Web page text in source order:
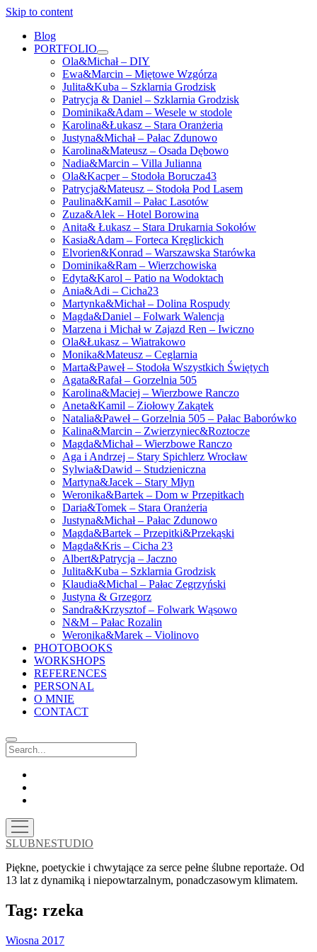
Skip to content
Blog
PORTFOLIO
open
menu
Ola&Michał – DIY
Ewa&Marcin – Miętowe Wzgórza
Julita&Kuba – Szklarnia Grodzisk
Patrycja & Daniel – Szklarnia Grodzisk
Dominika&Adam – Wesele w stodole
Karolina&Łukasz – Stara Oranżeria
Justyna&Michał – Pałac Zdunowo
Karolina&Mateusz – Osada Dębowo
Nadia&Marcin – Villa Julianna
Ola&Kacper – Stodoła Borucza43
Patrycja&Mateusz – Stodoła Pod Lasem
Paulina&Kamil – Pałac Lasotów
Zuza&Alek – Hotel Borowina
Anita& Łukasz – Stara Drukarnia Sokołów
Kasia&Adam – Forteca Kręglickich
Elvorien&Konrad – Warszawska Starówka
Dominika&Ram – Wierzchowiska
Edyta&Karol – Patio na Wodoktach
Ania&Adi – Cicha23
Martynka&Michał – Dolina Rospudy
Magda&Daniel – Folwark Walencja
Marzena i Michał w Zajazd Ren – Iwiczno
Ola&Łukasz – Wiatrakowo
Monika&Mateusz – Ceglarnia
Marta&Paweł – Stodoła Wszystkich Świętych
Agata&Rafał – Gorzelnia 505
Karolina&Maciej – Wierzbowe Ranczo
Aneta&Kamil – Ziołowy Zakątek
Natalia&Paweł – Gorzelnia 505 – Pałac Baborówko
Kalina&Marcin – Zwierzyniec&Roztocze
Magda&Michał – Wierzbowe Ranczo
Aga i Andrzej – Stary Spichlerz Wrocław
Sylwia&Dawid – Studzieniczna
Martyna&Jacek – Stary Młyn
Weronika&Bartek – Dom w Przepitkach
Daria&Tomek – Stara Oranżeria
Justyna&Michał – Pałac Zdunowo
Magda&Bartek – Przepitki&Przekąski
Magda&Kris – Cicha 23
Albert&Patrycja – Jaczno
Julita&Kuba – Szklarnia Grodzisk
Klaudia&Michal – Pałac Zegrzyński
Justyna & Grzegorz
Sandra&Krzysztof – Folwark Wąsowo
N&M – Pałac Rozalin
Weronika&Marek – Violinovo
PHOTOBOOKS
WORKSHOPS
REFERENCES
PERSONAL
O MNIE
CONTACT
Search
open
menu
SLUBNESTUDIO
Piękne, poetyckie i chwytające za serce pełne ślubne reportaże. Od
13 lat z dynamiką i niepowtarzalnym, ponadczasowym klimatem.
Tag: rzeka
Wiosna 2017